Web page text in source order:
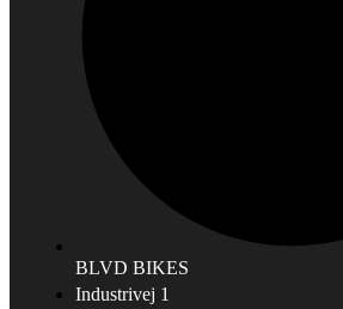
BLVD BIKES
Industrivej 1